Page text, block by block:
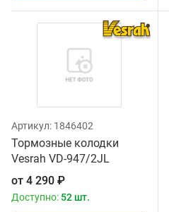
Артикул: 1846402
Тормозные колодки
Vesrah VD-947/2JL
от 4 290 ₽
Доступно: 52 шт.